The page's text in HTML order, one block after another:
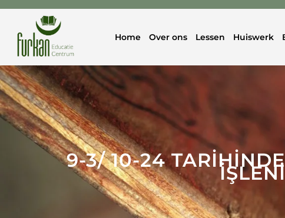
Home Over ons Lessen Huiswerk
9-3/ 10-24